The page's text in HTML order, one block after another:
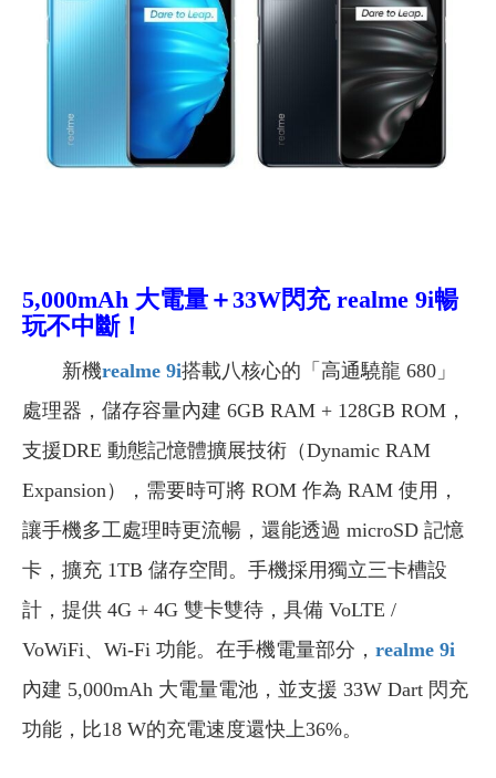
5,000mAh 大電量＋33W閃充 realme 9i暢
玩不中斷！
新機realme 9i搭載八核心的「高通驍龍 680」
處理器，儲存容量內建 6GB RAM + 128GB ROM，
支援DRE 動態記憶體擴展技術（Dynamic RAM
Expansion），需要時可將 ROM 作為 RAM 使用，
讓手機多工處理時更流暢，還能透過 microSD 記憶
卡，擴充 1TB 儲存空間。手機採用獨立三卡槽設
計，提供 4G + 4G 雙卡雙待，具備 VoLTE /
VoWiFi、Wi-Fi 功能。在手機電量部分， realme 9i
內建 5,000mAh 大電量電池，並支援 33W Dart 閃充
功能，比18 W的充電速度還快上36%。